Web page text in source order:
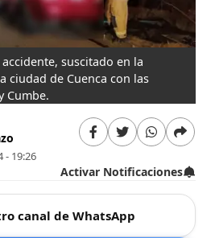
suscitado en la
ciudad de Cuenca con las
Cumbe.
- 19:26
Activar Notificaciones
canal de WhatsApp